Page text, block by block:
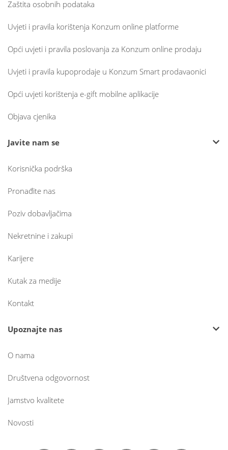
Zaštita osobnih podataka
Uvjeti i pravila korištenja Konzum online platforme
Opći uvjeti i pravila poslovanja za Konzum online prodaju
Uvjeti i pravila kupoprodaje u Konzum Smart prodavaonici
Opći uvjeti korištenja e-gift mobilne aplikacije
Objava cjenika
Javite nam se
Korisnička podrška
Pronađite nas
Poziv dobavljačima
Nekretnine i zakupi
Karijere
Kutak za medije
Kontakt
Upoznajte nas
O nama
Društvena odgovornost
Jamstvo kvalitete
Novosti